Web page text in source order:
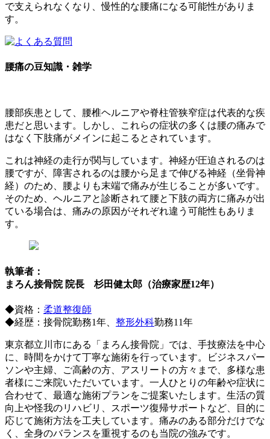
で支えられなくなり、慢性的な腰痛になる可能性がありま
す。
腰痛の豆知識・雑学
腰部疾患として、腰椎ヘルニアや脊柱管狭窄症は代表的な疾
患だと思います。しかし、これらの症状の多くは腰の痛みで
はなく下肢痛がメインに起こるとされています。
これは神経の走行が関与しています。神経が圧迫されるのは
腰ですが、障害されるのは腰から足まで伸びる神経（坐骨神
経）のため、腰よりも末端で痛みが生じることが多いです。
そのため、ヘルニアと診断されて腰と下肢の両方に痛みが出
ている場合は、痛みの原因がそれぞれ違う可能性もありま
す。
執筆者：
まろん接骨院 院長 杉田健太郎（治療家歴12年）
◆資格： 柔道整復師
◆経歴：接骨院勤務1年、 整形外科勤務11年
東京都立川市にある「まろん接骨院」では、手技療法を中心
に、時間をかけて丁寧な施術を行っています。ビジネスパー
ソンや主婦、ご高齢の方、アスリートの方々まで、多様な患
者様にご来院いただいています。一人ひとりの年齢や症状に
合わせて、最適な施術プランをご提案いたします。生活の質
向上や怪我のリハビリ、スポーツ復帰サポートなど、目的に
応じて施術方法を工夫しています。痛みのある部分だけでな
く、全身のバランスを重視するのも当院の強みです。